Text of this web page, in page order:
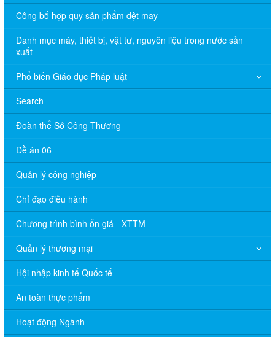
Công bố hợp quy sản phẩm dệt may
Danh mục máy, thiết bị, vật tư, nguyên liệu trong nước sản
xuất
Phổ biến Giáo dục Pháp luật
Search
Đoàn thể Sở Công Thương
Đề án 06
Quản lý công nghiệp
Chỉ đạo điều hành
Chương trình bình ổn giá - XTTM
Quản lý thương mại
Hội nhập kinh tế Quốc tế
An toàn thực phẩm
Hoạt động Ngành